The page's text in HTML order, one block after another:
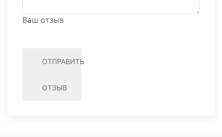
Ваш отзыв
ОТПРАВИТЬ
ОТЗЫВ